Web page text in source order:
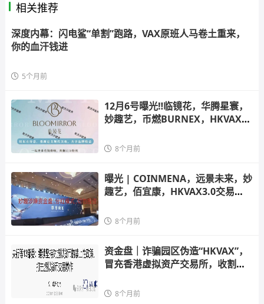
相关推荐
深度内幕：闪电鲨“单割”跑路，VAX原班人马卷土重来，
你的血汗钱进
5个月前
12月6号曝光‼️临镜花，华腾星寰，
妙趣艺，币燃BURNEX，HKVAX3.
8个月前
曝光 | COINMENA，远景未来，妙
趣艺，佰宜康，HKVAX3.0交易
8个月前
资金盘｜诈骗园区伪造“HKVAX”，
冒充香港虚拟资产交易所，收割韭
8个月前